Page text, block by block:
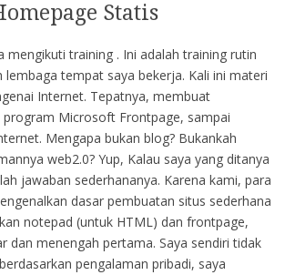
Statis
mengikuti training . Ini adalah training rutin
lembaga tempat saya bekerja. Kali ini materi
Internet. Tepatnya, membuat
Microsoft Frontpage, sampai
Mengapa bukan blog? Bukankah
web2.0? Yup, Kalau saya yang ditanya
jawaban sederhananya. Karena kami, para
dasar pembuatan situs sederhana
notepad (untuk HTML) dan frontpage,
dan menengah pertama. Saya sendiri tidak
pengalaman pribadi, saya